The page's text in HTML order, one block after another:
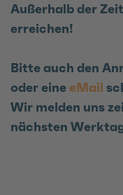
Außerhalb der
erreichen!
Bitte auch den
oder eine eMail
Wir melden uns
nächsten